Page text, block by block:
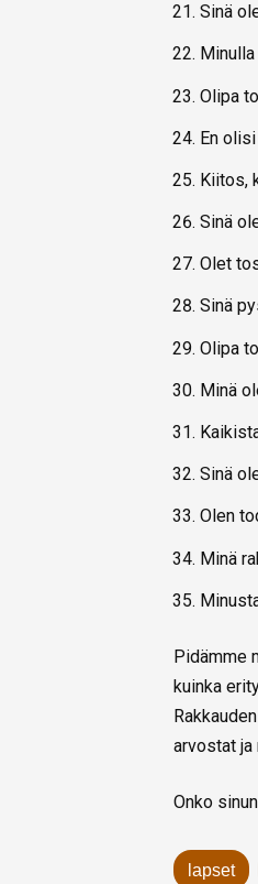
Sinä
Olipa
En
Kiitos,
Sinä
Olet
Sinä
Olipa
Minä
Sinä
Olen
Minä
Pidämme
kuinka
arvostat ja
Onko
lapset